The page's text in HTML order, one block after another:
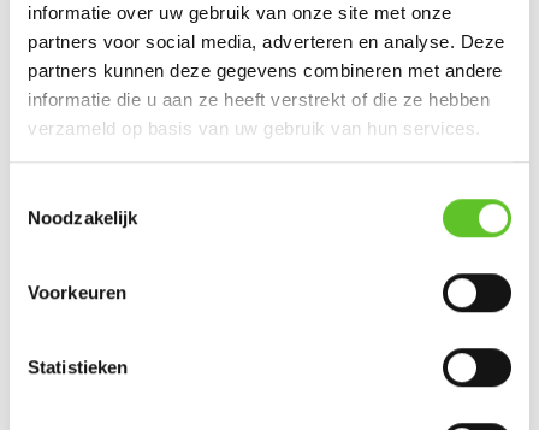
informatie over uw gebruik van onze site met onze
partners voor social media, adverteren en analyse. Deze
partners kunnen deze gegevens combineren met andere
informatie die u aan ze heeft verstrekt of die ze hebben
verzameld op basis van uw gebruik van hun services.
Noodzakelijk
Voorkeuren
Statistieken
Jouw reactie:
Voornaam